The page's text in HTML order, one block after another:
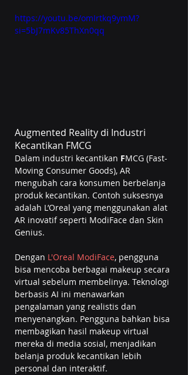
https://youtu.be/omIrtkq9ymM?
si=5bJ7mKv85ThXn0qq
Augmented Reality di Industri
Kecantikan FMCG
Dalam industri kecantikan FMCG (Fast-
Moving Consumer Goods), AR
mengubah cara konsumen berbelanja
produk kecantikan. Contoh suksesnya
adalah L’Oreal yang menggunakan alat
AR inovatif seperti ModiFace dan Skin
Genius.
Dengan L'Oreal ModiFace, pengguna
bisa mencoba berbagai makeup secara
virtual sebelum membelinya. Teknologi
berbasis AI ini menawarkan
pengalaman yang realistis dan
menyenangkan. Pengguna bahkan bisa
membagikan hasil makeup virtual
mereka di media sosial, menjadikan
belanja produk kecantikan lebih
personal dan interaktif.